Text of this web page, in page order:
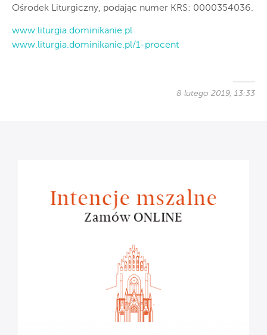
Ośrodek Liturgiczny, podając numer KRS: 0000354036.
www.liturgia.dominikanie.pl
www.liturgia.dominikanie.pl/1-procent
8 lutego 2019, 13:33